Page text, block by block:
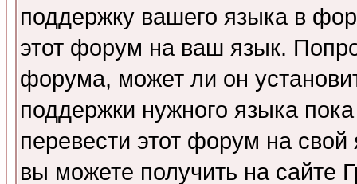
поддержку вашего языка в
этот форум на ваш язык.
форума, может ли он
поддержки нужного языка
перевести этот форум на
вы можете получить на сайте